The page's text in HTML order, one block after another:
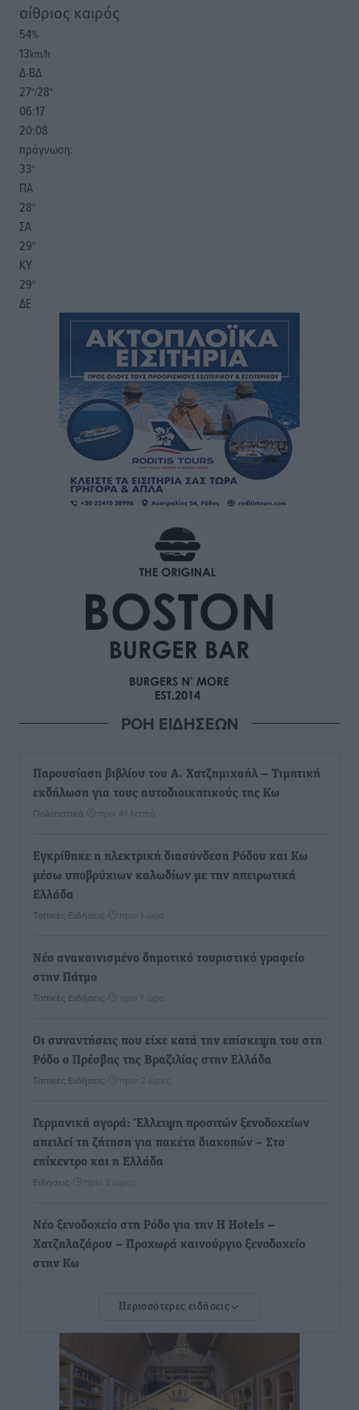
αίθριος καιρός
54%
13km/h
Δ-ΒΔ
27°/28°
06:17
20:08
πρόγνωση:
33°
ΠΑ
28°
ΣΑ
29°
ΚΥ
29°
ΔΕ
ΡΟΗ ΕΙΔΗΣΕΩΝ
Παρουσίαση βιβλίου του Α. Χατζημιχαήλ – Τιμητική
εκδήλωση για τους αυτοδιοικητικούς της Κω
Πολιτιστικά πριν 41 λεπτά
Εγκρίθηκε η ηλεκτρική διασύνδεση Ρόδου και Κω
μέσω υποβρύχιων καλωδίων με την ηπειρωτική
Ελλάδα
Τοπικές Ειδήσεις πριν 1 ώρα
Νέο ανακαινισμένο δημοτικό τουριστικό γραφείο
στην Πάτμο
Τοπικές Ειδήσεις πριν 1 ώρα
Οι συναντήσεις που είχε κατά την επίσκεψη του στη
Ρόδο ο Πρέσβης της Βραζιλίας στην Ελλάδα
Τοπικές Ειδήσεις πριν 2 ώρες
Γερμανική αγορά: Έλλειψη προσιτών ξενοδοχείων
απειλεί τη ζήτηση για πακέτα διακοπών – Στο
επίκεντρο και η Ελλάδα
Ειδήσεις πριν 2 ώρες
Νέο ξενοδοχείο στη Ρόδο για την H Hotels –
Χατζηλαζάρου – Προχωρά καινούργιο ξενοδοχείο
στην Κω
Μαστιχάρι – Αναποδογύρισε όχημα με μητέρα και
5χρονο παιδί
Τοπικές Ειδήσεις πριν 3 ώρες
Περισσότερες ειδήσεις